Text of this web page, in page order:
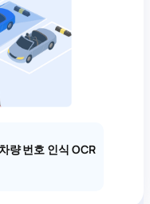
량 번호 인식 OCR